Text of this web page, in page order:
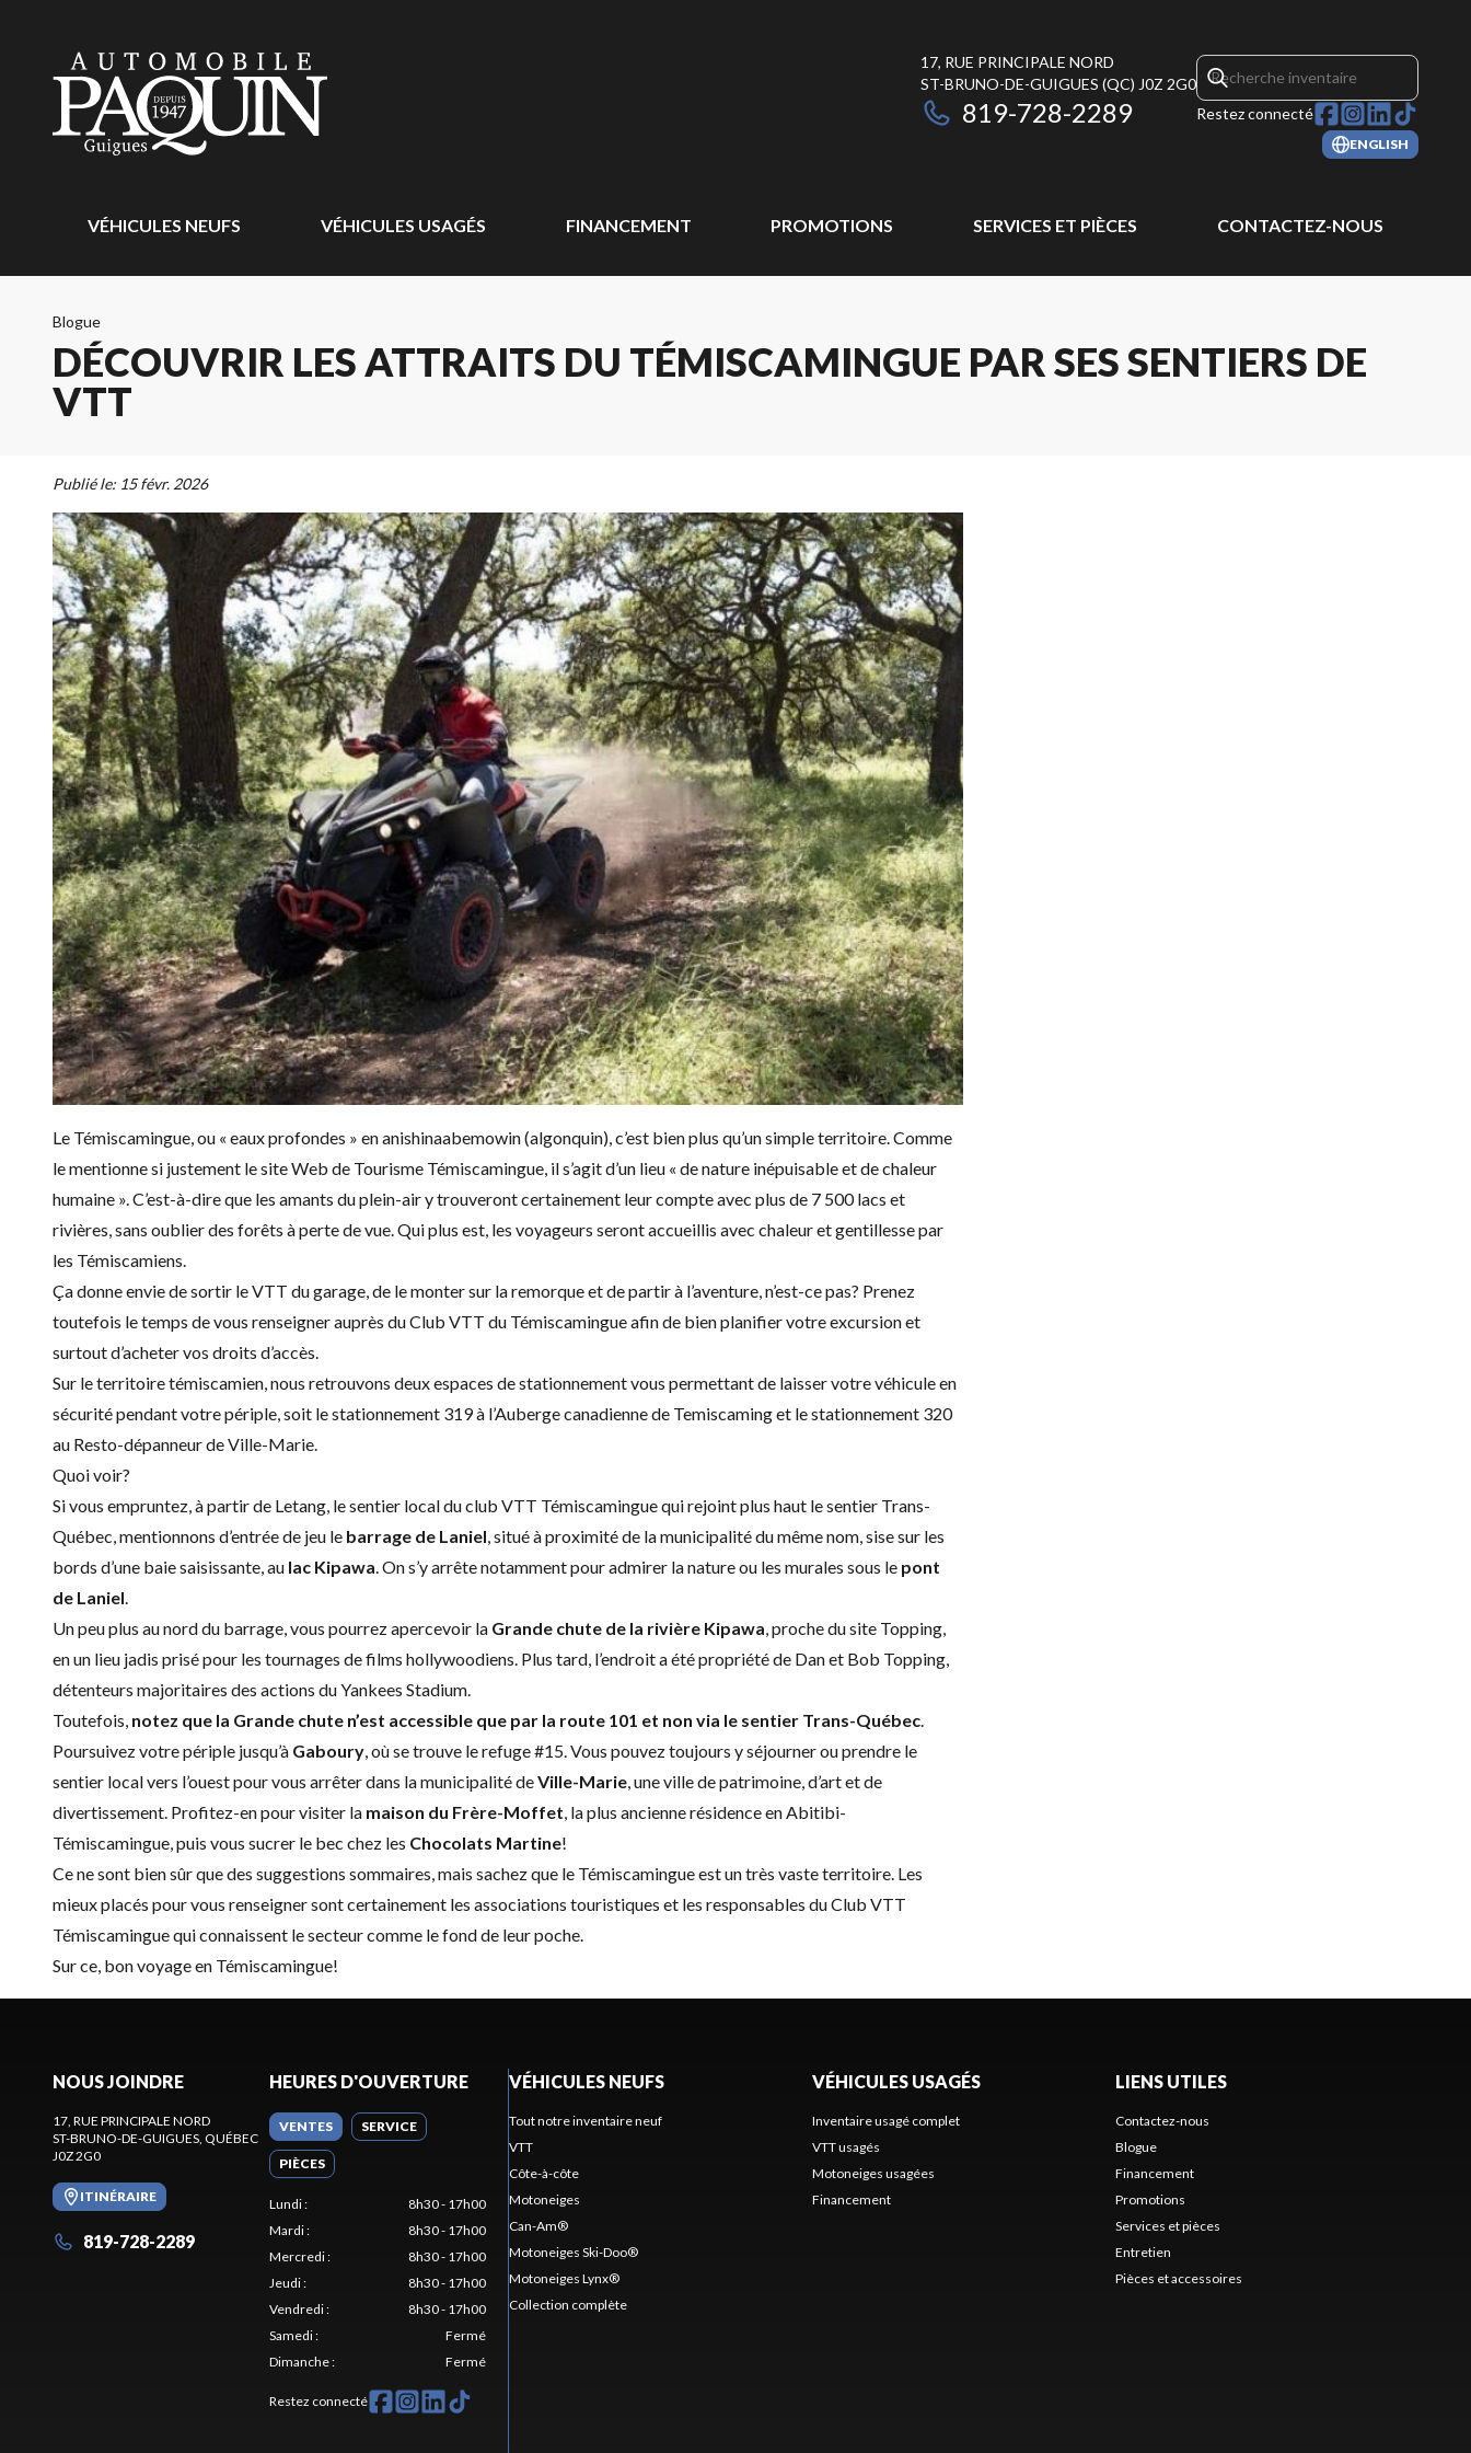
17, RUE PRINCIPALE NORD
ST-BRUNO-DE-GUIGUES (QC) J0Z 2G0
819-728-2289 Restez connecté
ENGLISH
VÉHICULES NEUFS VÉHICULES USAGÉS FINANCEMENT PROMOTIONS SERVICES ET PIÈCES CONTACTEZ-NOUS
Blogue
DÉCOUVRIR LES ATTRAITS DU TÉMISCAMINGUE PAR SES SENTIERS DE
VTT
Publié le: 15 févr. 2026
Le Témiscamingue, ou « eaux profondes » en anishinaabemowin (algonquin), c’est bien plus qu’un simple territoire. Comme
le mentionne si justement lesite Web de Tourisme Témiscamingue , il s’agit d’un lieu « de nature inépuisable et de chaleur
humaine ». C’est-à-dire que les amants du plein-air y trouveront certainement leur compte avec plus de 7 500lacs et
rivières, sans oublier des forêts à perte de vue. Qui plus est, les voyageurs seront accueillis avec chaleur et gentillesse par
les Témiscamiens.
Ça donne envie de sortir le VTT du garage, de le monter sur la remorque et de partir à l’aventure, n’est-ce pas? Prenez
toutefois le temps de vous renseigner auprès duClub VTT du Témiscamingueafin de bien planifier votre excursion et
surtout d’acheter vos droits d’accès.
Sur le territoire témiscamien, nous retrouvons deux espaces de stationnement vous permettant de laisser votre véhicule en
sécurité pendant votre périple, soit le stationnement 319 à l’Auberge canadienne de Temiscaminget le stationnement 320
au Resto-dépanneur de Ville-Marie
Quoi voir?
Si vous empruntez, à partir de Letang, le sentier local du club VTT Témiscamingue qui rejoint plus haut le sentier Trans-
Québec, mentionnons d’entrée de jeu le barrage de Laniel , situé à proximité de la municipalité du même nom, sise sur les
bords d’une baie saisissante, au lac Kipawa . On s’y arrête notamment pour admirer la nature ou les murales sous le pont
de Laniel
Un peu plus au nord du barrage, vous pourrez apercevoir la Grande chute de la rivière Kipawa , proche du site Topping,
en un lieu jadis prisé pour les tournages de films hollywoodiens. Plus tard, l’endroit a été propriété de Dan et Bob Topping,
détenteurs majoritaires des actions du Yankees Stadium.
Toutefois, notez que la Grande chute n’est accessible que par la route 101 et non via le sentier Trans-Québec
Poursuivez votre périple jusqu’à Gaboury , où se trouve le refuge #15. Vous pouvez toujours y séjourner ou prendre le
sentier local vers l’ouest pour vous arrêter dans la municipalité deVille-Marie , une ville de patrimoine, d’art et de
divertissement. Profitez-en pour visiter la maison du Frère-Moffet , la plus ancienne résidence en Abitibi-
Témiscamingue, puis vous sucrer le bec chez les Chocolats Martine!
Ce ne sont bien sûr que des suggestions sommaires, mais sachez que le Témiscamingue est un très vaste territoire. Les
mieux placés pour vous renseigner sont certainement les associations touristiques et les responsables du Club VTT
Témiscamingue qui connaissent le secteur comme le fond de leur poche.
Sur ce, bon voyage en Témiscamingue!
NOUS JOINDRE
17, RUE PRINCIPALE NORD
ST-BRUNO-DE-GUIGUES , QUÉBEC
J0Z 2G0
ITINÉRAIRE
819-728-2289
HEURES D'OUVERTURE
VENTES SERVICE
PIÈCES
Lundi:
8h30 - 17h00
Mardi:
8h30 - 17h00
Mercredi:
8h30 - 17h00
Jeudi:
8h30 - 17h00
Vendredi:
8h30 - 17h00
Samedi:
Fermé
Dimanche: Fermé
Restez connecté
VÉHICULES NEUFS
Tout notre inventaire neuf
VTT
Côte-à-côte
Motoneiges
Can-Am®
Motoneiges Ski-Doo®
Motoneiges Lynx®
Collection complète
VÉHICULES USAGÉS
Inventaire usagé complet
VTT usagés
Motoneiges usagées
Financement
LIENS UTILES
Contactez-nous
Blogue
Financement
Promotions
Services et pièces
Entretien
Pièces et accessoires